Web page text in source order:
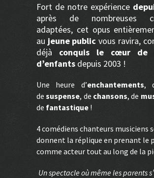
Fort de notre expérience
après de nombreuses
adaptées, cet opus
au jeune public vous ravira,
déjà conquis le cœur de
d’enfants depuis 2003 !
Une heure d’enchantements,
desuspense, de chansons, de
de fantastique !
4 comédiens chanteurs musiciens
donnent la réplique en prenant le
comme acteur tout au long de la
Un spectacle où même les parents